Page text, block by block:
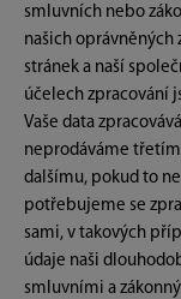
smluvních nebo
našich oprávněných
stránek a naší
účelech zpracování
Vaše data
neprodáváme
dalšímu, pokud to
potřebujeme se
sami, v takových
údaje naši
smluvními a